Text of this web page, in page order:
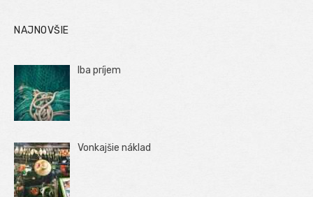
NAJNOVŠIE
Iba príjem
Vonkajšie náklad